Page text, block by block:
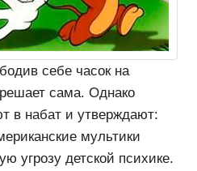
себе часок на
сама. Однако
в набат и утверждают:
мультики
угрозу детской психике.